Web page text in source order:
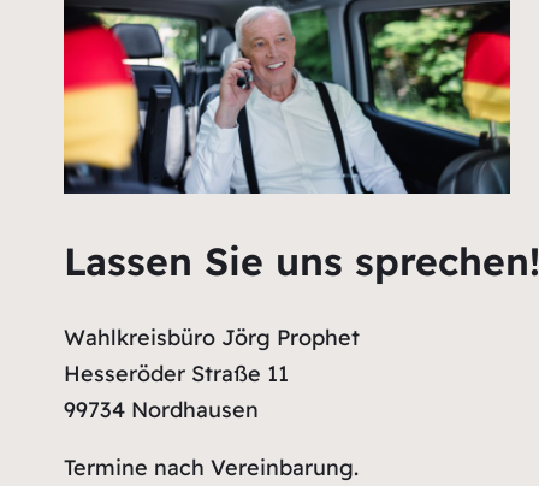
Lassen Sie uns sprechen!
Wahlkreisbüro Jörg Prophet
Hesseröder Straße 11
99734 Nordhausen
Termine nach Vereinbarung.